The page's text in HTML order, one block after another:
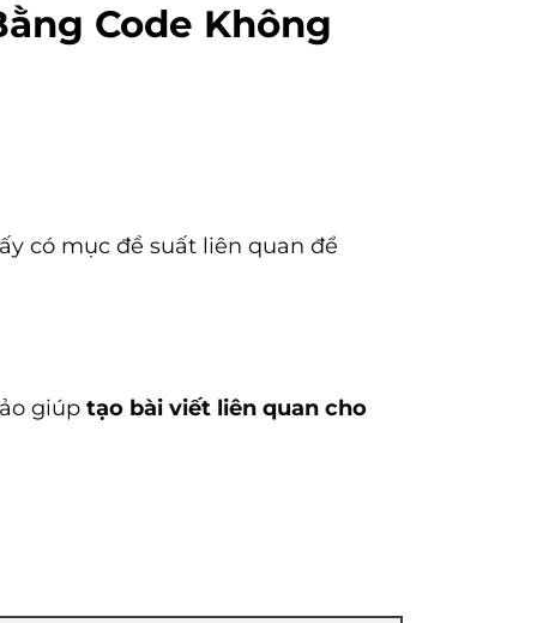
Code Không
có mục đề suất liên quan để
giúp tạo bài viết liên quan cho